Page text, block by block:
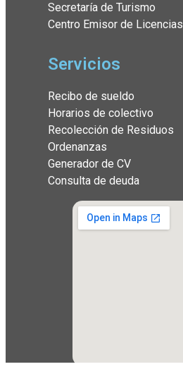
Secretaría de Turismo
Centro Emisor de Licencias
Servicios
Recibo de sueldo
Horarios de colectivo
Recolección de Residuos
Ordenanzas
Generador de CV
Consulta de deuda